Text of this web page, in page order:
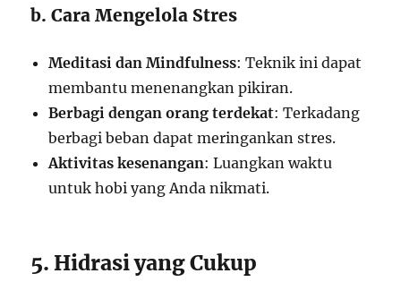
b. Cara Mengelola Stres
Meditasi dan Mindfulness: Teknik ini dapat
membantu menenangkan pikiran.
Berbagi dengan orang terdekat: Terkadang
berbagi beban dapat meringankan stres.
Aktivitas kesenangan: Luangkan waktu
untuk hobi yang Anda nikmati.
5. Hidrasi yang Cukup